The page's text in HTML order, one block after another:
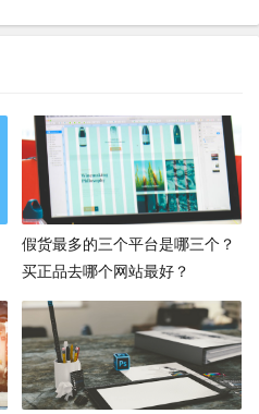
假货最多的三个平台是哪三个？
买正品去哪个网站最好？